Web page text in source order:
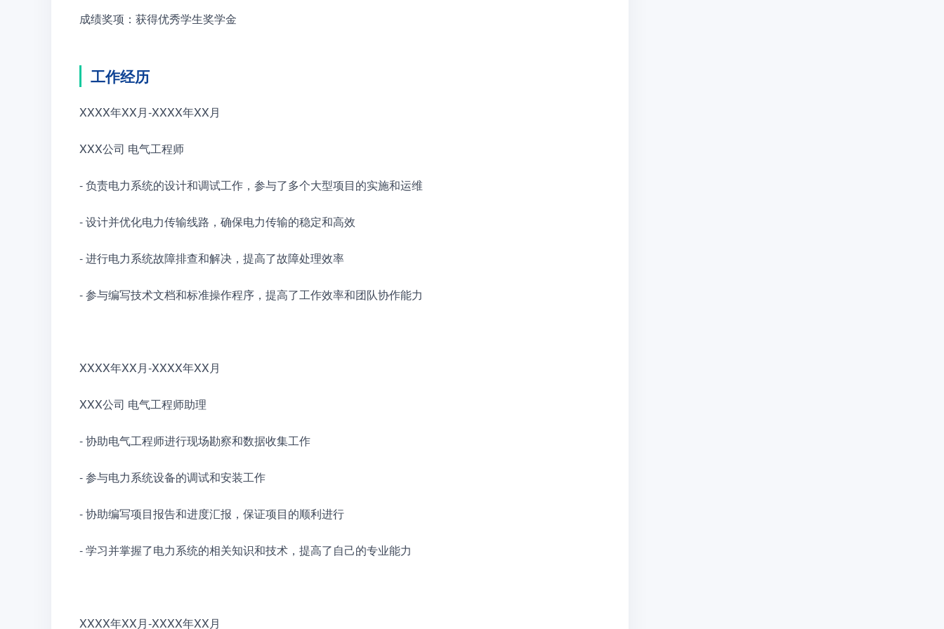
成绩奖项：获得优秀学生奖学金
工作经历
XXXX年XX月-XXXX年XX月
XXX公司 电气工程师
- 负责电力系统的设计和调试工作，参与了多个大型项目的实施和运维
- 设计并优化电力传输线路，确保电力传输的稳定和高效
- 进行电力系统故障排查和解决，提高了故障处理效率
- 参与编写技术文档和标准操作程序，提高了工作效率和团队协作能力
XXXX年XX月-XXXX年XX月
XXX公司 电气工程师助理
- 协助电气工程师进行现场勘察和数据收集工作
- 参与电力系统设备的调试和安装工作
- 协助编写项目报告和进度汇报，保证项目的顺利进行
- 学习并掌握了电力系统的相关知识和技术，提高了自己的专业能力
XXXX年XX月-XXXX年XX月